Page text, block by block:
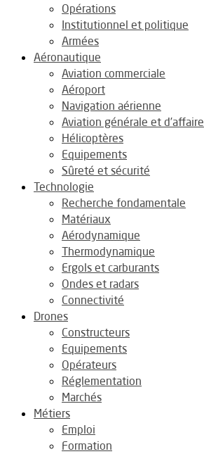
Opérations
Institutionnel et politique
Armées
Aéronautique
Aviation commerciale
Aéroport
Navigation aérienne
Aviation générale et d’affaire
Hélicoptères
Equipements
Sûreté et sécurité
Technologie
Recherche fondamentale
Matériaux
Aérodynamique
Thermodynamique
Ergols et carburants
Ondes et radars
Connectivité
Drones
Constructeurs
Equipements
Opérateurs
Réglementation
Marchés
Métiers
Emploi
Formation